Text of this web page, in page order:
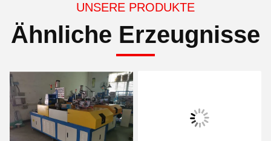
UNSERE PRODUKTE
Ähnliche Erzeugnisse